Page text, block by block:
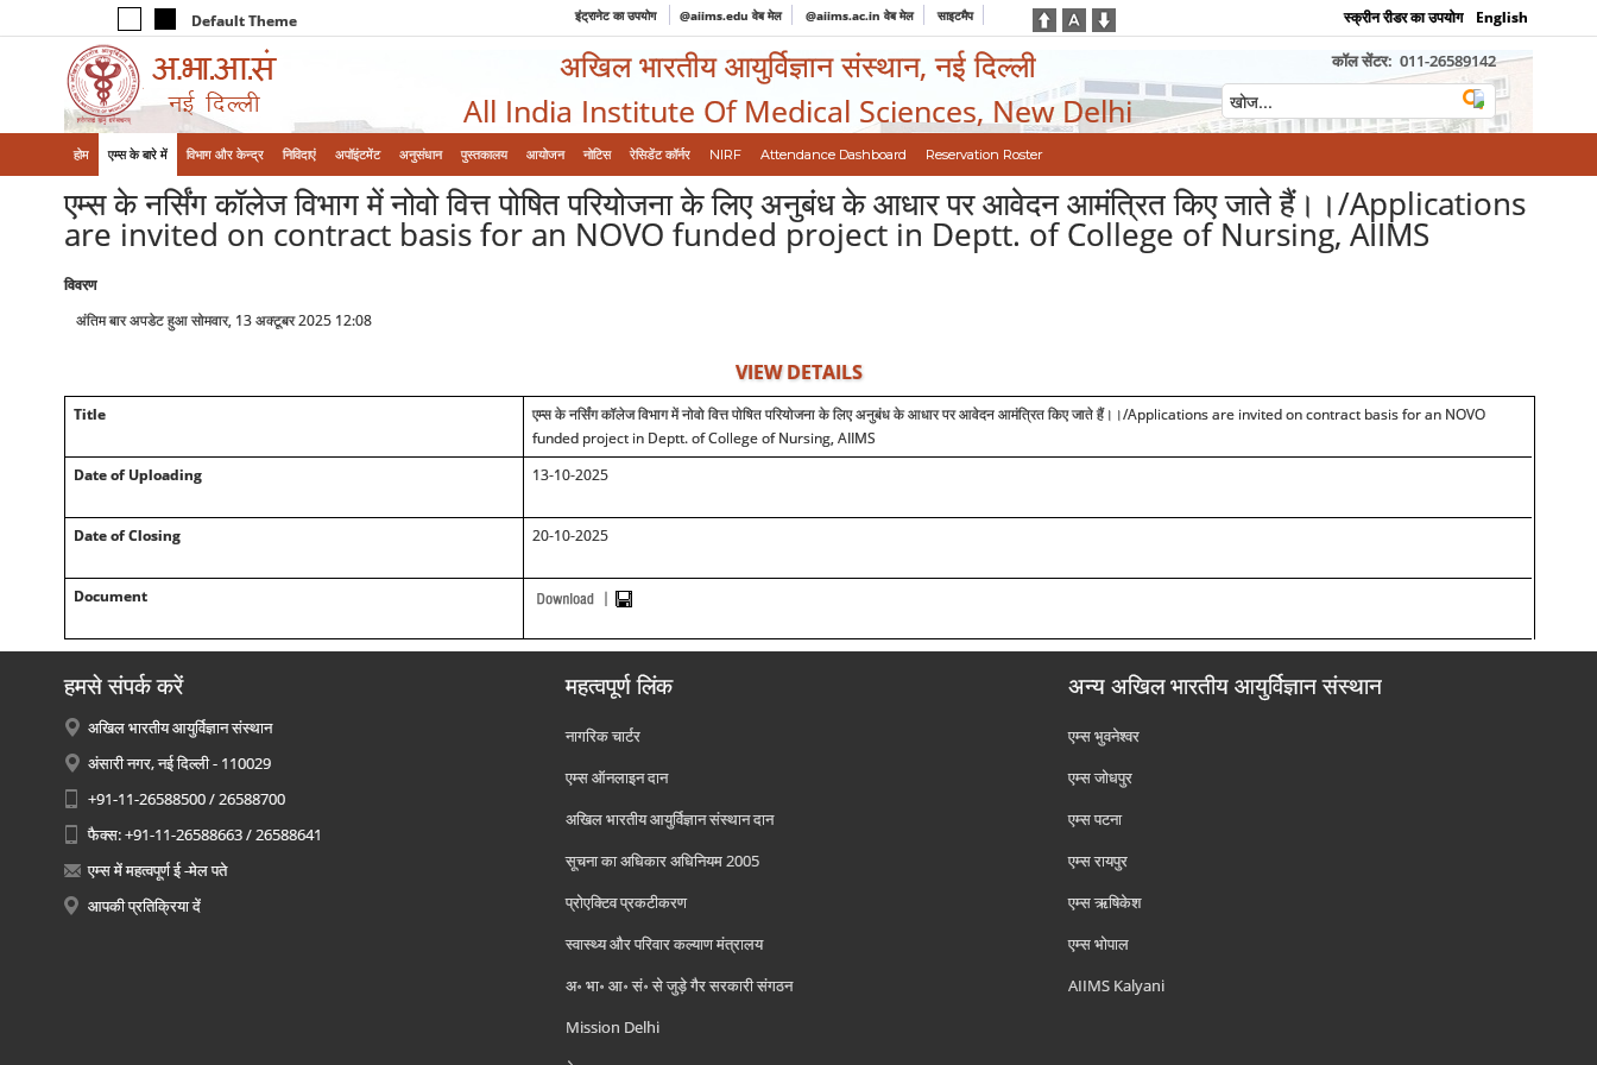
Default Theme इंट्रानेट का उपयोग @aiims.edu वेब मेल @aiims.ac.in वेब मेल साइटमैप स्क्रीन रीडर का उपयोग English
अखिल भारतीय आयुर्विज्ञान संस्थान, नई दिल्ली
All India Institute Of Medical Sciences, New Delhi
कॉल सेंटर: 011-26589142
होम एम्‍स के बारे में विभाग और केन्‍द्र निविदाएं अपॉइंटमेंट अनुसंधान पुस्तकालय आयोजन नोटिस रेसिडेंट कॉर्नर NIRF Attendance Dashboard Reservation Roster
एम्स के नर्सिंग कॉलेज विभाग में नोवो वित्त पोषित परियोजना के लिए अनुबंध के आधार पर आवेदन आमंत्रित किए जाते हैं।।/Applications
are invited on contract basis for an NOVO funded project in Deptt. of College of Nursing, AIIMS
विवरण
अंतिम बार अपडेट हुआ सोमवार, 13 अक्टूबर 2025 12:08
VIEW DETAILS
Title एम्स के नर्सिंग कॉलेज विभाग में नोवो वित्त पोषित परियोजना के लिए अनुबंध के आधार पर आवेदन आमंत्रित किए जाते हैं।।/Applications are invited on contract basis for an NOVO
funded project in Deptt. of College of Nursing, AIIMS
Date of Uploading
13-10-2025
Date of Closing 20-10-2025
Document
हमसे संपर्क करें
अखिल भारतीय आयुर्विज्ञान संस्थान
अंसारी नगर, नई दिल्ली - 110029
+91-11-26588500 / 26588700
फैक्स: +91-11-26588663 / 26588641
एम्स में महत्वपूर्ण ई -मेल पते
आपकी प्रतिक्रिया दें
महत्वपूर्ण लिंक
नागरिक चार्टर
एम्स ऑनलाइन दान
अखिल भारतीय आयुर्विज्ञान संस्थान दान
सूचना का अधिकार अधिनियम 2005
प्रोएक्टिव प्रकटीकरण
स्वास्थ्य और परिवार कल्याण मंत्रालय
अ॰ भा॰ आ॰ सं॰ से जुड़े गैर सरकारी संगठन
Mission Delhi
अन्य अखिल भारतीय आयुर्विज्ञान संस्थान
एम्‍स भुवनेश्वर
एम्‍स जोधपुर
एम्‍स पटना
एम्‍स रायपुर
एम्‍स ऋषिकेश
एम्‍स भोपाल
AIIMS Kalyani